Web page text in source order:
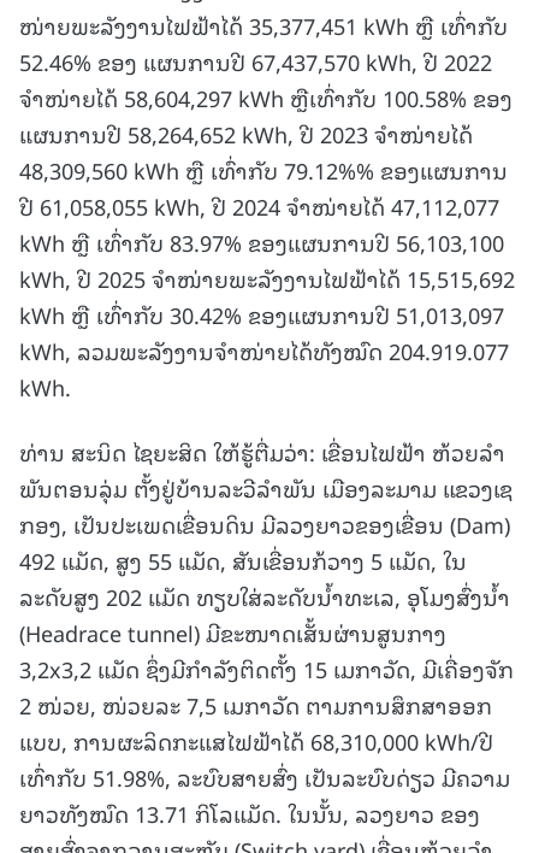
ໜ່າຍພະລັງງານໄຟຟ້າໄດ້ 35,377,451 kWh ຫຼື ເທົ່າກັບ
52.46% ຂອງ ແຜນການປີ 67,437,570 kWh, ປີ 2022
ຈໍາໜ່າຍໄດ້ 58,604,297 kWh ຫຼືເທົ່າກັບ 100.58% ຂອງ
ແຜນການປີ 58,264,652 kWh, ປີ 2023 ຈໍາໜ່າຍໄດ້
48,309,560 kWh ຫຼື ເທົ່າກັບ 79.12%% ຂອງແຜນການ
ປີ 61,058,055 kWh, ປີ 2024 ຈໍາໜ່າຍໄດ້ 47,112,077
kWh ຫຼື ເທົ່າກັບ 83.97% ຂອງແຜນການປີ 56,103,100
kWh, ປີ 2025 ຈໍາໜ່າຍພະລັງງານໄຟຟ້າໄດ້ 15,515,692
kWh ຫຼື ເທົ່າກັບ 30.42% ຂອງແຜນການປີ 51,013,097
kWh, ລວມພະລັງງານຈໍາໜ່າຍໄດ້ທັງໝົດ 204.919.077
kWh.
ທ່ານ ສະນິດ ໄຊຍະສິດ ໃຫ້ຮູ້ຕື່ມວ່າ: ເຂື່ອນໄຟຟ້າ ຫ້ວຍລຳ
ພັນຕອນລຸ່ມ ຕັ້ງຢູ່ບ້ານລະວີລຳພັນ ເມືອງລະມາມ ແຂວງເຊ
ກອງ, ເປັນປະເພດເຂື່ອນດິນ ມີລວງຍາວຂອງເຂື່ອນ (Dam)
492 ແມັດ, ສູງ 55 ແມັດ, ສັນເຂື່ອນກ້ວາງ 5 ແມັດ, ໃນ
ລະດັບສູງ 202 ແມັດ ທຽບໃສ່ລະດັບນໍ້າທະເລ, ອຸໂມງສົ່ງນໍ້າ
(Headrace tunnel) ມີຂະໜາດເສັ້ນຜ່ານສູນກາງ
3,2x3,2 ແມັດ ຊຶ່ງມີກໍາລັງຕິດຕັ້ງ 15 ເມກາວັດ, ມີເຄື່ອງຈັກ
2 ໜ່ວຍ, ໜ່ວຍລະ 7,5 ເມກາວັດ ຕາມການສຶກສາອອກ
ແບບ, ການຜະລິດກະແສໄຟຟ້າໄດ້ 68,310,000 kWh/ປີ
ເທົ່າກັບ 51.98%, ລະບົບສາຍສົ່ງ ເປັນລະບົບດ່ຽວ ມີຄວາມ
ຍາວທັງໝົດ 13.71 ກິໂລແມັດ. ໃນນັ້ນ, ລວງຍາວ ຂອງ